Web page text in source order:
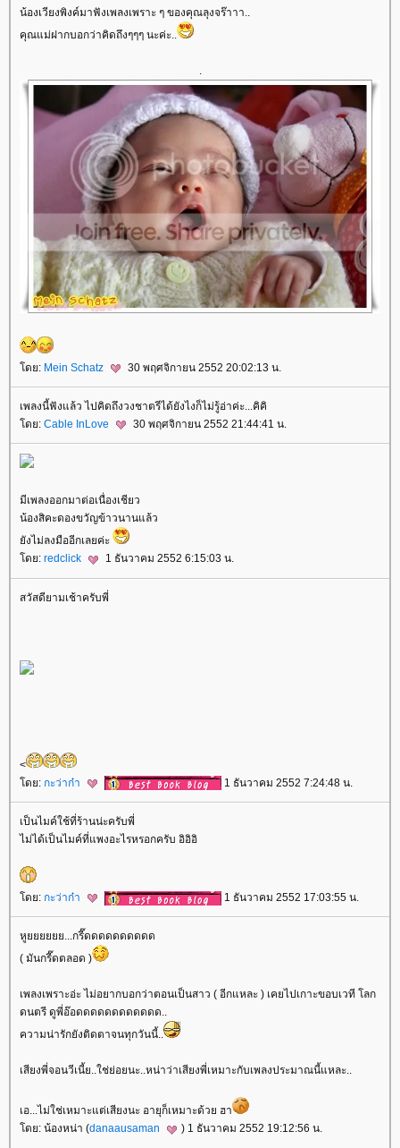
น้องเวียงพิงค์มาฟังเพลงเพราะ ๆ ของคุณลุงจร๊าาา..
คุณแม่ฝากบอกว่าคิดถึงๆๆๆ นะค่ะ..
.
ดย: Mein Schatz 30 พฤศจิกายน 2552 20:02:13 น.
เพลงนี้ฟังแล้ว ไปคิดถึงวงชาตรีได้ยังไงก็ไม่รู้อ่าค่ะ...คิคิ
ดย: Cable InLove 30 พฤศจิกายน 2552 21:44:41 น.
มีเพลงออกมาต่อเนื่องเชียว
น้องสิคะดองขวัญข้าวนานแล้ว
ังไม่ลงมืออีกเลยค่ะ
ดย: redclick 1 ธันวาคม 2552 6:15:03 น.
สวัสดียามเช้าครับพี่
<
ดย: กะว่าก๋า 1 ธันวาคม 2552 7:24:48 น.
เป็นไมค์ใช้ที่ร้านน่ะครับพี่
ไม่ได้เป็นไมค์ที่แพงอะไรหรอกครับ อิอิอิ
ดย: กะว่าก๋า 1 ธันวาคม 2552 17:03:55 น.
หูยยยยยย...กรี๊ดดดดดดดดดด
( มันกรี๊ดตลอด )
เพลงเพราะอ่ะ ไม่อยากบอกว่าตอนเป็นสาว ( อีกแหละ ) เคยไปเกาะขอบเวที โลก
ดนตรี ดูพี่อ๊อดดดดดดดดดดดด..
ความน่ารักยังติดตาจนทุกวันนี้..
เสียงพี่จอนวีเนี้ย..ใช่ย่อยนะ..หน่าว่าเสียงพี่เหมาะกับเพลงประมาณนี้แหละ..
เอ...ไม่ใช่เหมาะแต่เสียงนะ อายุก็เหมาะด้วย ฮา
ดย: น้องหน่า (danaausaman ) 1 ธันวาคม 2552 19:12:56 น.